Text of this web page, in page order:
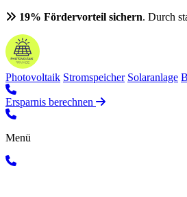
19% Fördervorteil sichern. Durch
Photovoltaik Stromspeicher Solaranlage
Ersparnis berechnen
Menü